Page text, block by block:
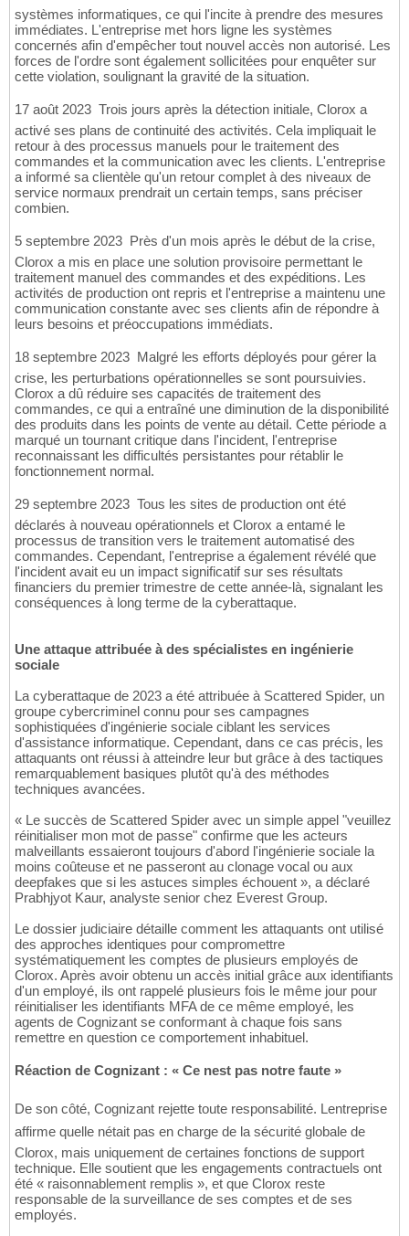
systèmes informatiques, ce qui l'incite à prendre des mesures
immédiates. L'entreprise met hors ligne les systèmes
concernés afin d'empêcher tout nouvel accès non autorisé. Les
forces de l'ordre sont également sollicitées pour enquêter sur
cette violation, soulignant la gravité de la situation.
17 août 2023  Trois jours après la détection initiale, Clorox a
activé ses plans de continuité des activités. Cela impliquait le
retour à des processus manuels pour le traitement des
commandes et la communication avec les clients. L'entreprise
a informé sa clientèle qu'un retour complet à des niveaux de
service normaux prendrait un certain temps, sans préciser
combien.
5 septembre 2023  Près d'un mois après le début de la crise,
Clorox a mis en place une solution provisoire permettant le
traitement manuel des commandes et des expéditions. Les
activités de production ont repris et l'entreprise a maintenu une
communication constante avec ses clients afin de répondre à
leurs besoins et préoccupations immédiats.
18 septembre 2023  Malgré les efforts déployés pour gérer la
crise, les perturbations opérationnelles se sont poursuivies.
Clorox a dû réduire ses capacités de traitement des
commandes, ce qui a entraîné une diminution de la disponibilité
des produits dans les points de vente au détail. Cette période a
marqué un tournant critique dans l'incident, l'entreprise
reconnaissant les difficultés persistantes pour rétablir le
fonctionnement normal.
29 septembre 2023  Tous les sites de production ont été
déclarés à nouveau opérationnels et Clorox a entamé le
processus de transition vers le traitement automatisé des
commandes. Cependant, l'entreprise a également révélé que
l'incident avait eu un impact significatif sur ses résultats
financiers du premier trimestre de cette année-là, signalant les
conséquences à long terme de la cyberattaque.
Une attaque attribuée à des spécialistes en ingénierie
sociale
La cyberattaque de 2023 a été attribuée à Scattered Spider, un
groupe cybercriminel connu pour ses campagnes
sophistiquées d'ingénierie sociale ciblant les services
d'assistance informatique. Cependant, dans ce cas précis, les
attaquants ont réussi à atteindre leur but grâce à des tactiques
remarquablement basiques plutôt qu'à des méthodes
techniques avancées.
« Le succès de Scattered Spider avec un simple appel "veuillez
réinitialiser mon mot de passe" confirme que les acteurs
malveillants essaieront toujours d'abord l'ingénierie sociale la
moins coûteuse et ne passeront au clonage vocal ou aux
deepfakes que si les astuces simples échouent », a déclaré
Prabhjyot Kaur, analyste senior chez Everest Group.
Le dossier judiciaire détaille comment les attaquants ont utilisé
des approches identiques pour compromettre
systématiquement les comptes de plusieurs employés de
Clorox. Après avoir obtenu un accès initial grâce aux identifiants
d'un employé, ils ont rappelé plusieurs fois le même jour pour
réinitialiser les identifiants MFA de ce même employé, les
agents de Cognizant se conformant à chaque fois sans
remettre en question ce comportement inhabituel.
Réaction de Cognizant : « Ce nest pas notre faute »
De son côté, Cognizant rejette toute responsabilité. Lentreprise
affirme quelle nétait pas en charge de la sécurité globale de
Clorox, mais uniquement de certaines fonctions de support
technique. Elle soutient que les engagements contractuels ont
été « raisonnablement remplis », et que Clorox reste
responsable de la surveillance de ses comptes et de ses
employés.